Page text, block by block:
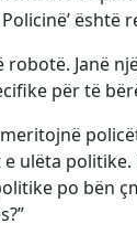
është
robotë. Janë
për të
ulëta
po bën